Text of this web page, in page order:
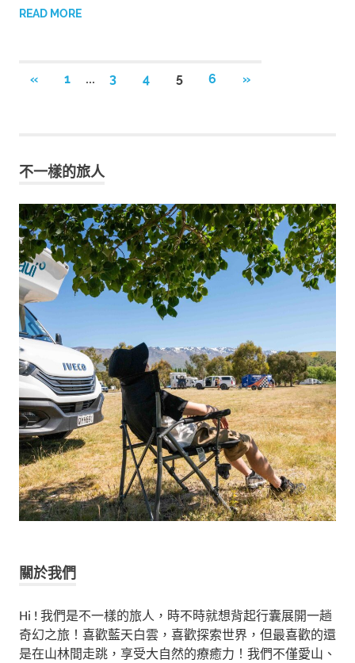
READ MORE
覽
« PREVIOUS
1 ... 3 4 5 6
NEXT
»
不一樣的旅人
關於我們
Hi ! 我們是不一樣的旅人，時不時就想背起行囊展開一趟
奇幻之旅！喜歡藍天白雲，喜歡探索世界，但最喜歡的還
是在山林間走跳，享受大自然的療癒力！我們不僅愛山、